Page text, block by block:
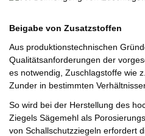
Beigabe von Zusatzstoffen
Aus produktionstechnischen
Qualitätsanforderungen der
es notwendig, Zuschlagstoffe wie
Zunder in bestimmten
So wird bei der Herstellung des
Ziegels Sägemehl als
von Schallschutzziegeln erfordert